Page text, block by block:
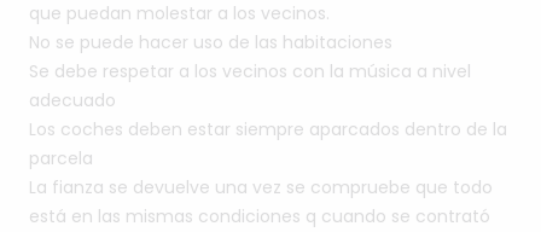
que puedan molestar a los vecinos.
No se puede hacer uso de las habitaciones
Se debe respetar a los vecinos con la música a nivel
adecuado
Los coches deben estar siempre aparcados dentro de la
parcela
La fianza se devuelve una vez se compruebe que todo
está en las mismas condiciones q cuando se contrató